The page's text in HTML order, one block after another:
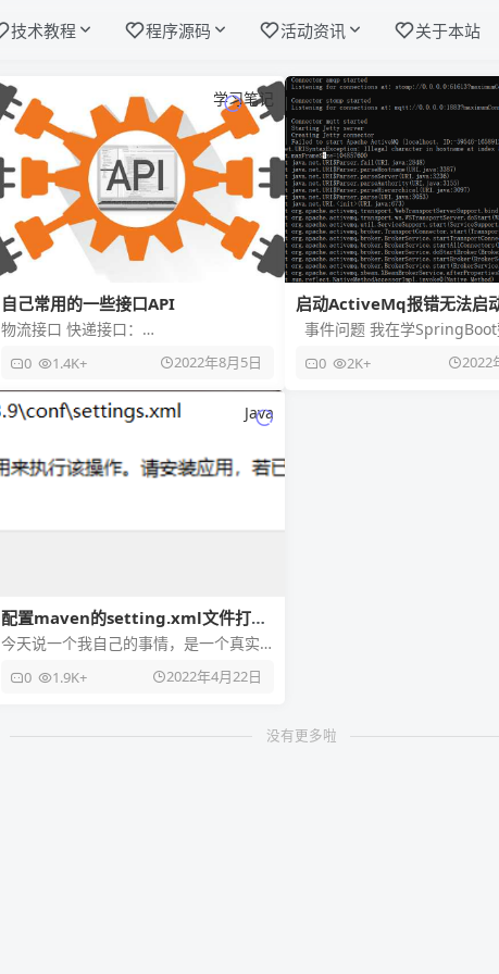
技术教程 程序源码 活动资讯 关于本站
学习笔记
自己常用的一些接口API
物流接口 快递接口：
type=快递公司
0 1.4K+ 2022年8月5日
启动ActiveMq报错无法启
退
事件问题 我在学
代码
0 2K+ 2022
Java
配置maven的setting.xml文件打不
开
今天说一个我自己的事情，是一个真实
Java的maven。我看着别
0 1.9K+ 2022年4月22日
没有更多啦